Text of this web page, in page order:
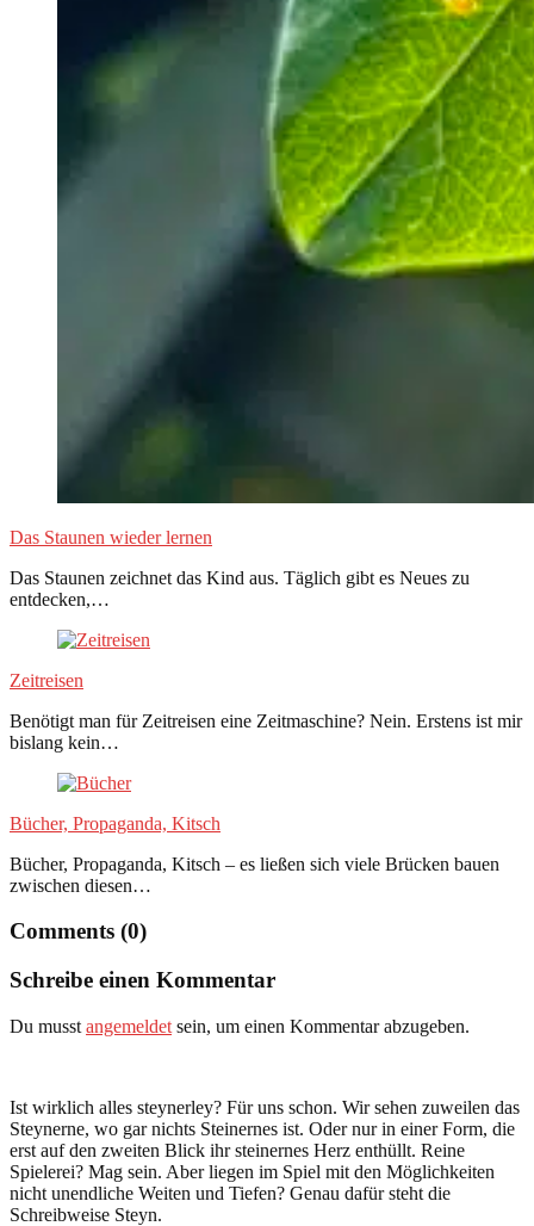
Das Staunen wieder lernen
Das Staunen zeichnet das Kind aus. Täglich gibt es Neues zu
entdecken,…
Zeitreisen
Benötigt man für Zeitreisen eine Zeitmaschine? Nein. Erstens ist mir
bislang kein…
Bücher, Propaganda, Kitsch
Bücher, Propaganda, Kitsch – es ließen sich viele Brücken bauen
zwischen diesen…
Comments (0)
Schreibe einen Kommentar
Du musst angemeldet sein, um einen Kommentar abzugeben.
Ist wirklich alles steynerley? Für uns schon. Wir sehen zuweilen das
Steynerne, wo gar nichts Steinernes ist. Oder nur in einer Form, die
erst auf den zweiten Blick ihr steinernes Herz enthüllt. Reine
Spielerei? Mag sein. Aber liegen im Spiel mit den Möglichkeiten
nicht unendliche Weiten und Tiefen? Genau dafür steht die
Schreibweise Steyn.